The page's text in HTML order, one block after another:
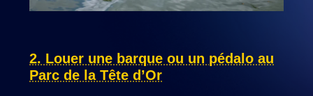
2. Louer une barque ou un pédalo au
Parc de la Tête d’Or